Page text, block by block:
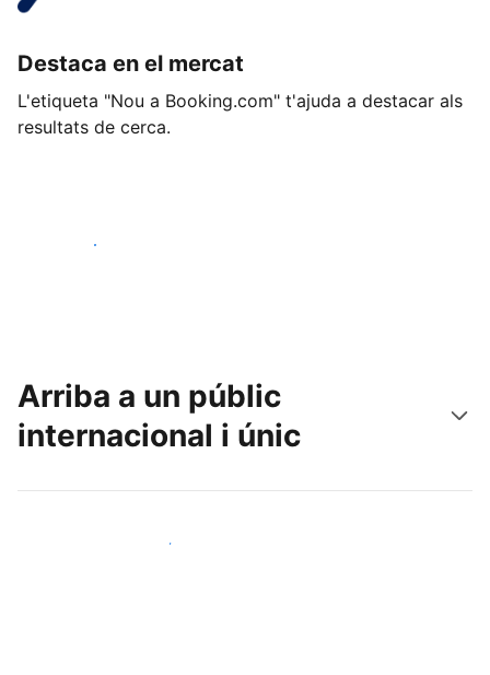
Destaca en el mercat
L'etiqueta "Nou a Booking.com" t'ajuda a destacar als
resultats de cerca.
Comença avui
Arriba a un públic
internacional i únic
Arriba a nous clients avui mateix